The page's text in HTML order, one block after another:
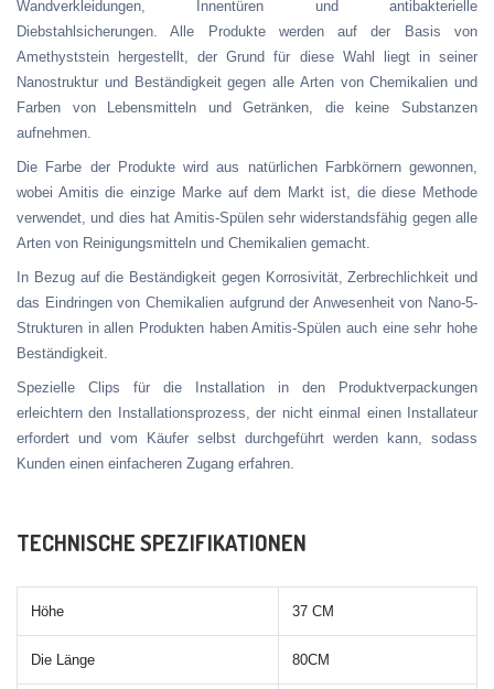
Wandverkleidungen, Innentüren und antibakterielle
Diebstahlsicherungen. Alle Produkte werden auf der Basis von
Amethyststein hergestellt, der Grund für diese Wahl liegt in seiner
Nanostruktur und Beständigkeit gegen alle Arten von Chemikalien und
Farben von Lebensmitteln und Getränken, die keine Substanzen
aufnehmen.
Die Farbe der Produkte wird aus natürlichen Farbkörnern gewonnen,
wobei Amitis die einzige Marke auf dem Markt ist, die diese Methode
verwendet, und dies hat Amitis-Spülen sehr widerstandsfähig gegen alle
Arten von Reinigungsmitteln und Chemikalien gemacht.
In Bezug auf die Beständigkeit gegen Korrosivität, Zerbrechlichkeit und
das Eindringen von Chemikalien aufgrund der Anwesenheit von Nano-5-
Strukturen in allen Produkten haben Amitis-Spülen auch eine sehr hohe
Beständigkeit.
Spezielle Clips für die Installation in den Produktverpackungen
erleichtern den Installationsprozess, der nicht einmal einen Installateur
erfordert und vom Käufer selbst durchgeführt werden kann, sodass
Kunden einen einfacheren Zugang erfahren.
TECHNISCHE SPEZIFIKATIONEN
Höhe 37 CM
Die Länge 80CM